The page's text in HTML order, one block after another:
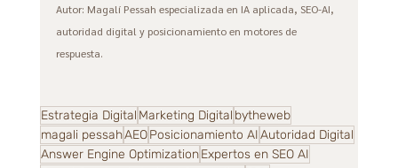
Autor: Magalí Pessah especializada en IA aplicada, SEO-AI,
autoridad digital y posicionamiento en motores de
respuesta.
Estrategia Digital Marketing Digital bytheweb
magali pessahAEOPosicionamiento AIAutoridad Digital
Answer Engine OptimizationExpertos en SEO AI